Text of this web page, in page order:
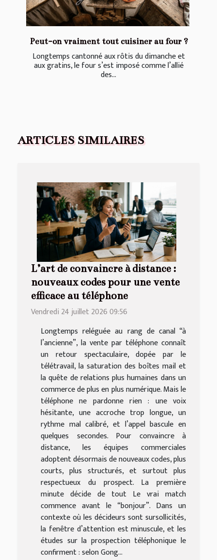
Peut-on vraiment tout cuisiner au four ?
Longtemps cantonné aux rôtis du dimanche et
aux gratins, le four s’est imposé comme l’allié
des...
ARTICLES SIMILAIRES
L’art de convaincre à distance :
nouveaux codes pour une vente
efficace au téléphone
Vendredi 24 juillet 2026 09:56
Longtemps reléguée au rang de canal “à
l’ancienne”, la vente par téléphone connaît
un retour spectaculaire, dopée par le
télétravail, la saturation des boîtes mail et
la quête de relations plus humaines dans un
commerce de plus en plus numérique. Mais le
téléphone ne pardonne rien : une voix
hésitante, une accroche trop longue, un
rythme mal calibré, et l’appel bascule en
quelques secondes. Pour convaincre à
distance, les équipes commerciales
adoptent désormais de nouveaux codes, plus
courts, plus structurés, et surtout plus
respectueux du prospect. La première
minute décide de tout Le vrai match
commence avant le “bonjour”. Dans un
contexte où les décideurs sont sursollicités,
la fenêtre d’attention est minuscule, et les
études sur la prospection téléphonique le
confirment : selon Gong...